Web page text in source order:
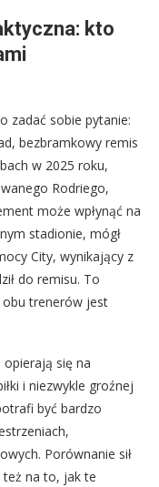
kto
zadać sobie pytanie:
bezbramkowy remis
w 2025 roku,
Rodriego,
może wpłynąć na
stadionie, mógł
City, wynikający z
do remisu. To
trenerów jest
się na
i niezwykle groźnej
być bardzo
Porównanie sił
na to, jak te